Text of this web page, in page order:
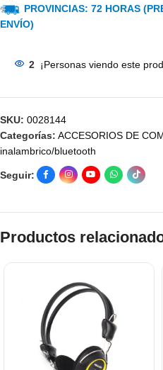
PROVINCIAS: 72 HORAS
ENVÍO)
2 ¡Personas viendo este
SKU: 0028144
Categorías: ACCESORIOS DE
inalambrico/bluetooth
Seguir:
Productos